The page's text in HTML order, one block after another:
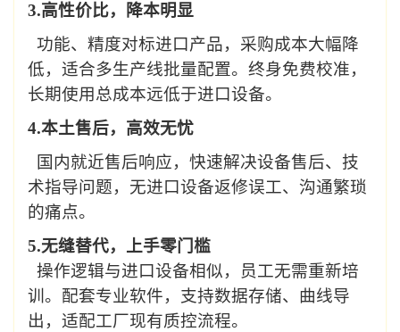
3.高性价比，降本明显
功能、精度对标进口产品，采购成本大幅降
低，适合多生产线批量配置。终身免费校准，
长期使用总成本远低于进口设备。
4.本土售后，高效无忧
国内就近售后响应，快速解决设备售后、技
术指导问题，无进口设备返修误工、沟通繁琐
的痛点。
5.无缝替代， 上手零门槛
操作逻辑与进口设备相似，员工无需重新培
训。配套专业软件，支持数据存储、曲线导
出，适配工厂现有质控流程。